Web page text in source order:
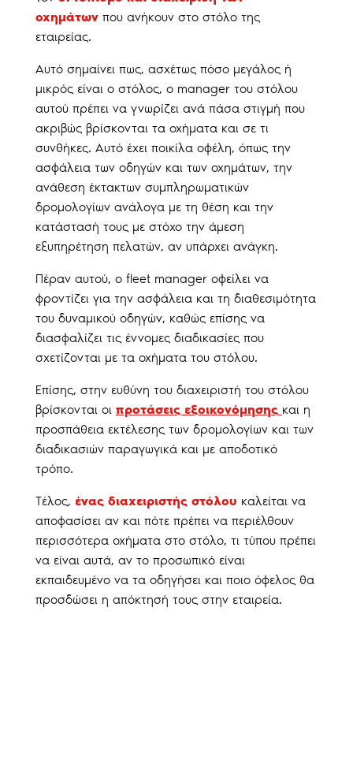
οχημάτωνπου ανήκουν στο στόλο της
εταιρείας.
Αυτό σημαίνει πως, ασχέτως πόσο μεγάλος ή
μικρός είναι ο στόλος, ο manager του στόλου
αυτού πρέπει να γνωρίζει ανά πάσα στιγμή που
ακριβώς βρίσκονται τα οχήματα και σε τι
συνθήκες. Αυτό έχει ποικίλα οφέλη, όπως την
ασφάλεια των οδηγών και των οχημάτων, την
ανάθεση έκτακτων συμπληρωματικών
δρομολογίων ανάλογα με τη θέση και την
κατάστασή τους με στόχο την άμεση
εξυπηρέτηση πελατών, αν υπάρχει ανάγκη.
Πέραν αυτού, ο fleet manager οφείλει να
φροντίζει για την ασφάλεια και τη διαθεσιμότητα
του δυναμικού οδηγών, καθώς επίσης να
διασφαλίζει τις έννομες διαδικασίες που
σχετίζονται με τα οχήματα του στόλου.
Επίσης, στην ευθύνη του διαχειριστή του στόλου
βρίσκονται οι προτάσεις εξοικονόμησης και η
προσπάθεια εκτέλεσης των δρομολογίων και των
διαδικασιών παραγωγικά και με αποδοτικό
τρόπο.
Τέλος, ένας διαχειριστής στόλου καλείται να
αποφασίσει αν και πότε πρέπει να περιέλθουν
περισσότερα οχήματα στο στόλο, τι τύπου πρέπει
να είναι αυτά, αν το προσωπικό είναι
εκπαιδευμένο να τα οδηγήσει και ποιο όφελος θα
προσδώσει η απόκτησή τους στην εταιρεία.